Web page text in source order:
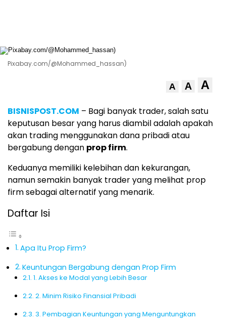
Pixabay.com/@Mohammed_hassan)
A A A
BISNISPOST.COM – Bagi banyak trader, salah satu
keputusan besar yang harus diambil adalah apakah
akan trading menggunakan dana pribadi atau
bergabung dengan prop firm.
Keduanya memiliki kelebihan dan kekurangan,
namun semakin banyak trader yang melihat prop
firm sebagai alternatif yang menarik.
Daftar Isi
Apa Itu Prop Firm?
Keuntungan Bergabung dengan Prop Firm
1. Akses ke Modal yang Lebih Besar
2. Minim Risiko Finansial Pribadi
3. Pembagian Keuntungan yang Menguntungkan